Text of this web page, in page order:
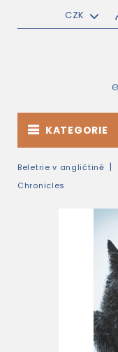
CZK
KATEGORIE
Beletrie v angličtině
Chronicles